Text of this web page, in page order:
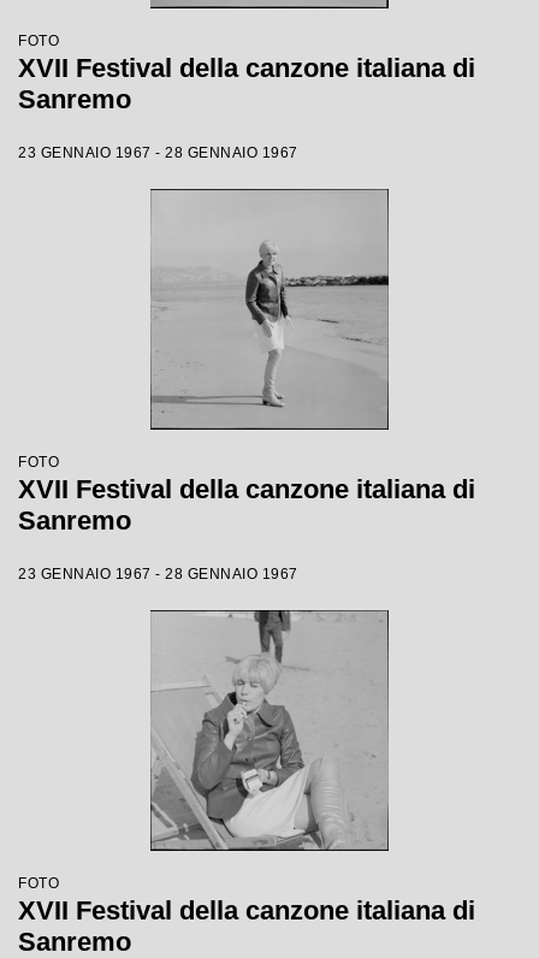
FOTO
XVII Festival della canzone italiana di
Sanremo
23 GENNAIO 1967 - 28 GENNAIO 1967
FOTO
XVII Festival della canzone italiana di
Sanremo
23 GENNAIO 1967 - 28 GENNAIO 1967
FOTO
XVII Festival della canzone italiana di
Sanremo